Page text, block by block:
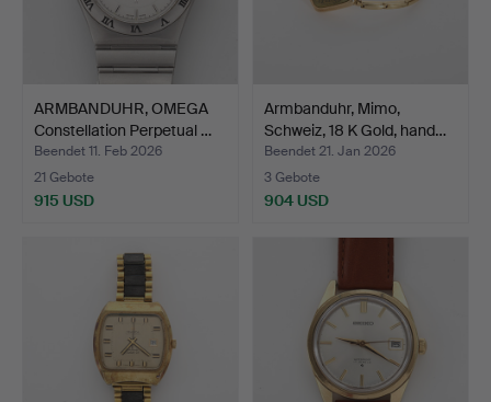
ARMBANDUHR, OMEGA
Constellation Perpetual …
Beendet 11. Feb 2026
21 Gebote
915 USD
Armbanduhr, Mimo,
Schweiz, 18 K Gold, hand…
Beendet 21. Jan 2026
3 Gebote
904 USD